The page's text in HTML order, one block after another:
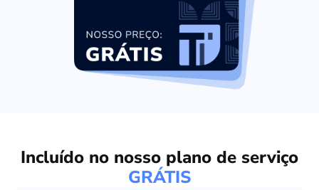
Incluído no nosso plano de serviço
GRÁTIS